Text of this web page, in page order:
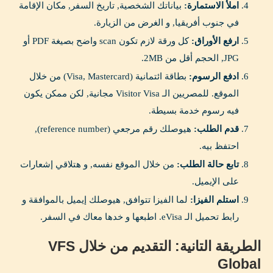
املأ الاستمارة: بياناتك الشخصية, تاريخ السفر, مكان الإقامة
في جنوب أفريقيا, و الغرض من الزيارة.
ارفع الأوراق:
كل ورقة لازم تكون scan واضح بصيغة PDF أو
JPG, الحجم أقل من 2MB.
ادفع الرسوم:
بطاقة ائتمانية (Visa, Mastercard) من خلال
الموقع. للمصريين الـ Visitor Visa مجانية, لكن ممكن يكون
فيه رسوم خدمة بسيطة.
قدم الطلب:
هيوصلك رقم مرجعي (reference number),
احتفظ بيه.
تابع حالة الطلب: من خلال الموقع نفسه, و هتلاقي إشعارات
على الإيميل.
استلم الفيزا: لما الفيزا تتوافق, هيوصلك إيميل بالموافقة و
رابط تحميل الـ eVisa. اطبعها و خدها معاك في السفر.
الطريقة التانية: التقديم من خلال VFS
Global